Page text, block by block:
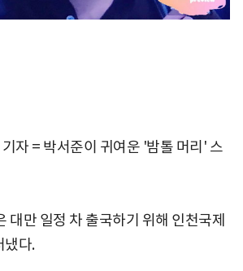
자 = 박서준이 귀여운 '밤톨 머리' 스
대만 일정 차 출국하기 위해 인천국제
냈다.